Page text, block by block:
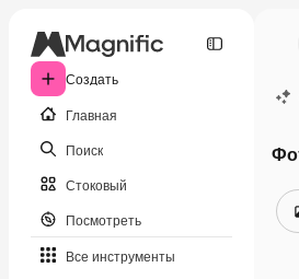
Создать
Главная
Поиск
Стоковый
Посмотреть
Все инструменты